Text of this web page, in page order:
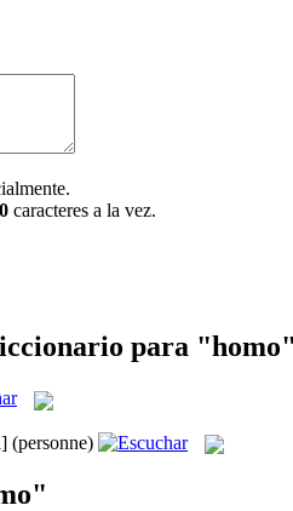
caracteres a la vez.
para "homo"
(personne)